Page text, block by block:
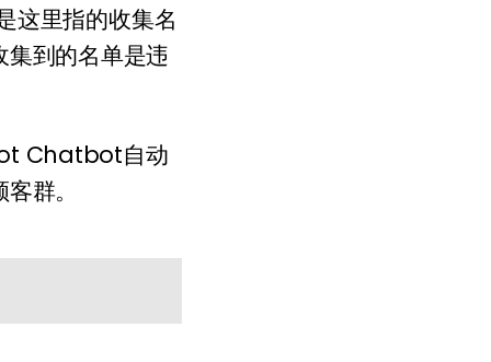
里指的收集名
到的名单是违
Chatbot自动
群。